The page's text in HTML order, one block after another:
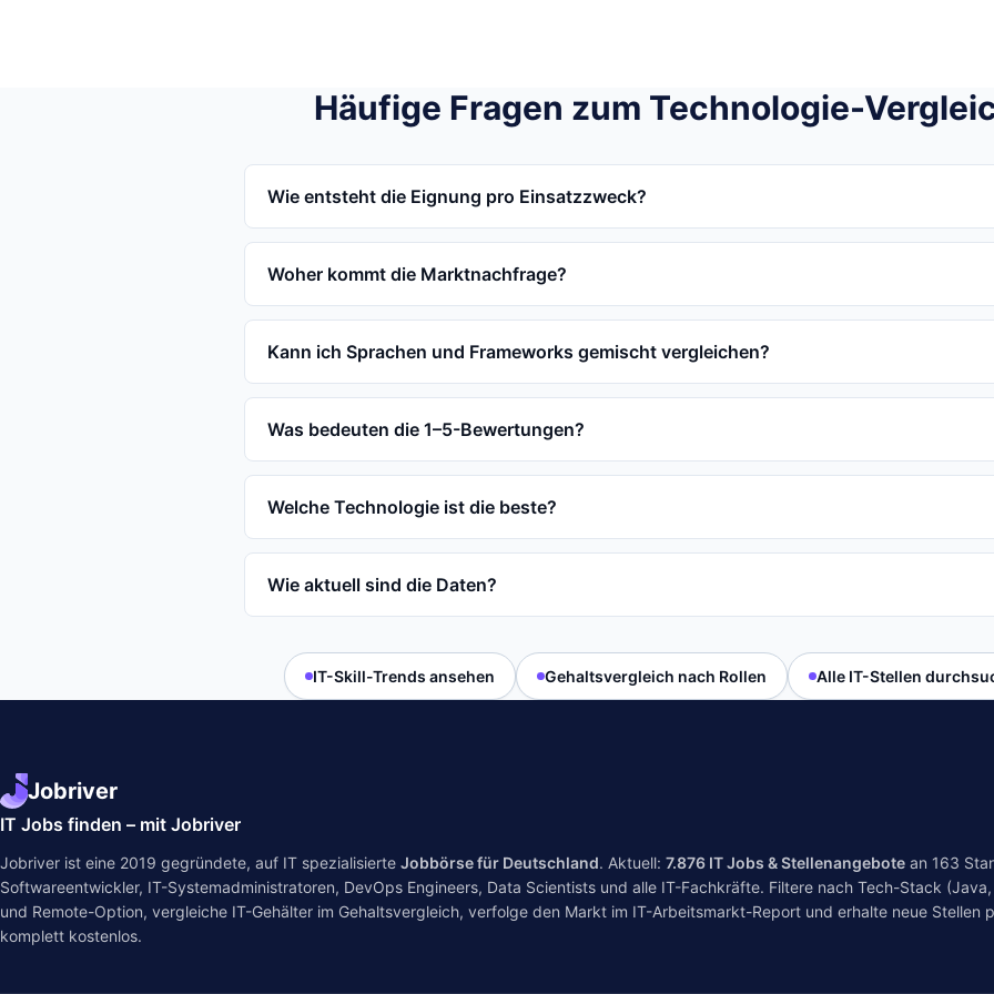
Häufige Fragen zum Technologie-
Wie entsteht die Eignung pro Einsatzzweck?
Woher kommt die Marktnachfrage?
Kann ich Sprachen und Frameworks gemischt vergleichen?
Was bedeuten die 1–5-Bewertungen?
Welche Technologie ist die beste?
Wie aktuell sind die Daten?
IT-Skill-Trends ansehen Gehaltsvergleich nach Rollen Alle IT-Stellen
Jobriver
IT Jobs finden – mit Jobriver
Jobriver ist eine 2019 gegründete, auf IT spezialisierte Jobbörse für Deutschland. Aktuell: 7.876 IT Jobs & Stellenangebote an 163
Softwareentwickler, IT-Systemadministratoren, DevOps Engineers, Data Scientists und alle IT-Fachkräfte. Filtere nach Tech-Stack
und Remote-Option, vergleiche IT-Gehälter im Gehaltsvergleich, verfolge den Markt im IT-Arbeitsmarkt-Report und erhalte neue Stellen
komplett kostenlos.